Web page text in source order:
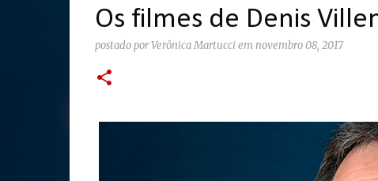
Os filmes de Denis
postado porVerônica Martucci em novembro 08, 2017